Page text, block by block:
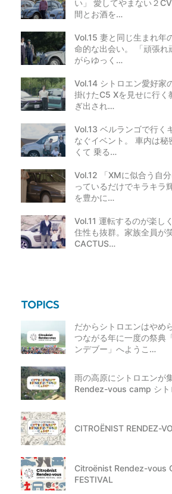
い」 愛してやまない２
間とお酒を…
Vol.15 妻と同じ生まれ年
命的な出会い。 「頑張れ
がらゆっく…
Vol.14 シトロエン愛好家
掛けたC5 Xを見せに行く
ぎ出され…
Vol.13 ベルランゴで行く
なぐイベント。 車内は秘
くて 乗る…
Vol.12 「XMに似合う自
っているだけでキラキラ
を豊かに…
Vol.11 運転するのが楽し
住性も抜群。家族全員が
CACTUS…
だからシトロエンはやめ
つながる年に一度の祭典
ンデブー」へようこ…
雨の高原にシトロエンが
Rendez-vous camp シ
CITROËNIST RENDEZ-
Citroënist Rendez-vous
FESTIVAL